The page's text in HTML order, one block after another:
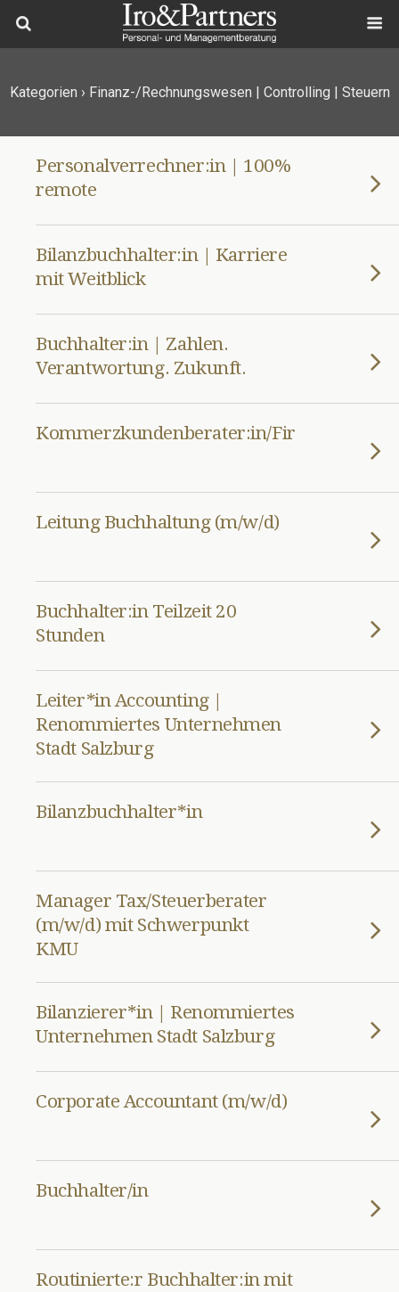
Kategorien › Finanz-/Rechnungswesen | Controlling | Steuern
Personalverrechner:in | 100%
remote
Bilanzbuchhalter:in | Karriere
mit Weitblick
Buchhalter:in | Zahlen.
Verantwortung. Zukunft.
Kommerzkundenberater:in/
Leitung Buchhaltung (m/w/d)
Buchhalter:in Teilzeit 20
Stunden
Leiter*in Accounting |
Renommiertes Unternehmen
Stadt Salzburg
Bilanzbuchhalter*in
Manager Tax/Steuerberater
(m/w/d) mit Schwerpunkt
KMU
Bilanzierer*in | Renommiertes
Unternehmen Stadt Salzburg
Corporate Accountant (m/w/d)
Buchhalter/in
Routinierte:r Buchhalter:in mit